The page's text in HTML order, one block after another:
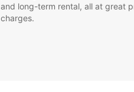
and long-term rental, all at great
charges.